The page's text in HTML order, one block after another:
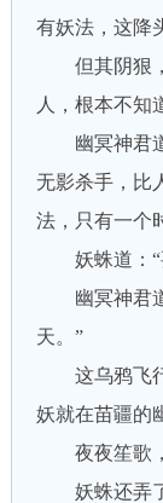
有妖法，这降
但其阴狠，
人，根本不知
幽冥神君道
无影杀手，比
法，只有一个
妖蛛道：“
幽冥神君道
天。”
这乌鸦飞行
妖就在苗疆的
夜夜笙歌，
妖蛛还弄了